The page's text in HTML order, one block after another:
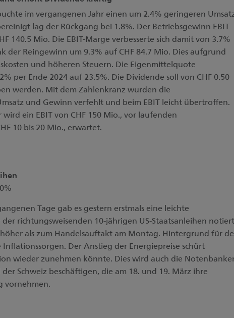
im vergangenen Jahr einen um 2.4% geringeren
lag der Rückgang bei 1.8%. Der Betriebsgewinn EBIT
140.5 Mio. Die EBIT-Marge verbesserte sich damit von 3.7%
der Reingewinn um 9.3% auf CHF 84.7 Mio. Dies aufgrund
und höheren Steuern. Die Eigenmittelquote
per Ende 2024 auf 23.5%. Die Dividende soll von CHF 0.50
werden. Mit dem Zahlenkranz wurden die
und Gewinn verfehlt und beim EBIT leicht übertroffen.
ein EBIT von CHF 150 Mio., vor laufenden
10 bis 20 Mio., erwartet.
Tage gab es gestern erstmals eine leichte
richtungsweisenden 10-jährigen US-Staatsanleihen notiert
als zum Handelsauftakt am Montag. Hintergrund für
Der Anstieg der Energiepreise schürt
wieder zunehmen könnte. Dies wird auch die
Schweiz beschäftigen, die am 18. und 19. März ihre
vornehmen.